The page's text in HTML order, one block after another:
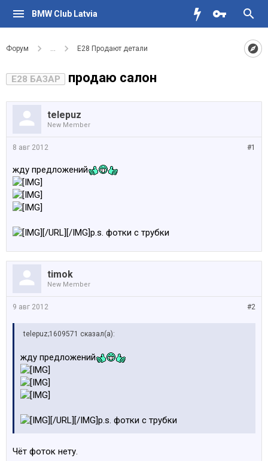
BMW Club Latvia
Форум ... Е28 Продают детали
E28 БАЗАР продаю салон
telepuz
New Member
#1
8 авг 2012
жду предложений
[/URL][/IMG]p.s. фотки с трубки
timok
New Member
#2
9 авг 2012
telepuz;1609571 сказал(а):
жду предложений
[/URL][/IMG]p.s. фотки с трубки
Чёт фоток нету.